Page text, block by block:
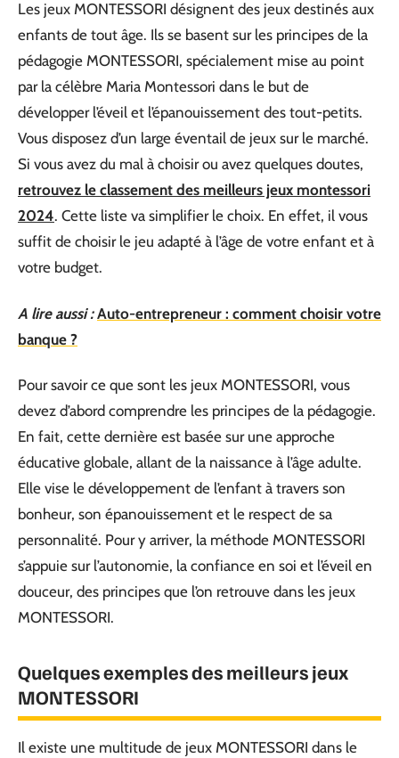
Les jeux MONTESSORI désignent des jeux destinés aux
enfants de tout âge. Ils se basent sur les principes de la
pédagogie MONTESSORI, spécialement mise au point
par la célèbre Maria Montessori dans le but de
développer l’éveil et l’épanouissement des tout-petits.
Vous disposez d’un large éventail de jeux sur le marché.
Si vous avez du mal à choisir ou avez quelques doutes,
retrouvez le classement des meilleurs jeux montessori
2024. Cette liste va simplifier le choix. En effet, il vous
suffit de choisir le jeu adapté à l’âge de votre enfant et à
votre budget.
A lire aussi : Auto-entrepreneur : comment choisir votre
banque ?
Pour savoir ce que sont les jeux MONTESSORI, vous
devez d’abord comprendre les principes de la pédagogie.
En fait, cette dernière est basée sur une approche
éducative globale, allant de la naissance à l’âge adulte.
Elle vise le développement de l’enfant à travers son
bonheur, son épanouissement et le respect de sa
personnalité. Pour y arriver, la méthode MONTESSORI
s’appuie sur l’autonomie, la confiance en soi et l’éveil en
douceur, des principes que l’on retrouve dans les jeux
MONTESSORI.
Quelques exemples des meilleurs jeux
MONTESSORI
Il existe une multitude de jeux MONTESSORI dans le